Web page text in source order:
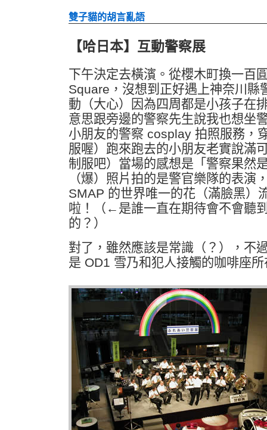
雙子貓的胡言亂語
【哈日本】互動警察展
下午決定去橫濱。從櫻木町換一百
Square，沒想到正好遇上神奈川縣
動（大心）因為四周都是小孩子在
意思跟旁邊的警察先生說我也想坐
小朋友的警察 cosplay 拍照服務，
服喔）跑來跑去的小朋友老實說
制服吧）當場的感想是「警察果然
（爆）照片拍的是警官樂隊的表演
SMAP 的世界唯一的花（滿臉黑）
啦！（←是誰一直在期待會不會聽
的？）
對了，雖然應該是常識（？），不
是 OD1 雪乃和犯人接觸的咖啡座所